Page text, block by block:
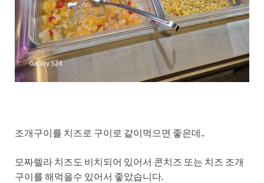
조개구이를 치즈로 구이로 같이먹으면 좋은데..
모짜렐라 치즈도 비치되어 있어서 콘치즈 또는 치즈 조개
구이를 해먹을수 있어서 좋았습니다.